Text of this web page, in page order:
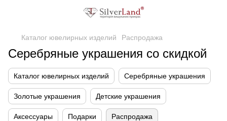
Каталог ювелирных изделий Распродажа
Серебряные украшения со скидкой
Каталог ювелирных изделий Серебряные украшения
Золотые украшения Детские украшения
Аксессуары Подарки Распродажа